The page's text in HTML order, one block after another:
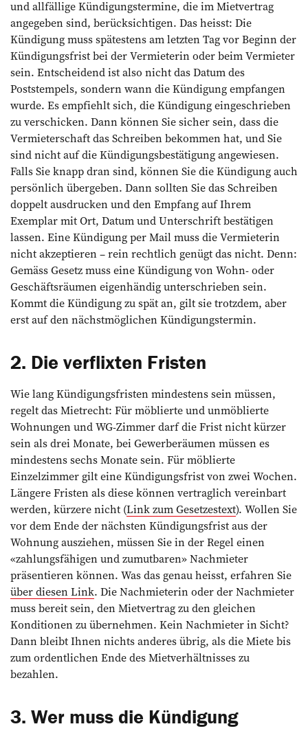
und allfällige Kündigungstermine, die im Mietvertrag
angegeben sind, berücksichtigen. Das heisst: Die
Kündigung muss spätestens am letzten Tag vor Beginn der
Kündigungsfrist bei der Vermieterin oder beim Vermieter
sein. Entscheidend ist also nicht das Datum des
Poststempels, sondern wann die Kündigung empfangen
wurde. Es empfiehlt sich, die Kündigung eingeschrieben
zu verschicken. Dann können Sie sicher sein, dass die
Vermieterschaft das Schreiben bekommen hat, und Sie
sind nicht auf die Kündigungsbestätigung angewiesen.
Falls Sie knapp dran sind, können Sie die Kündigung auch
persönlich übergeben. Dann sollten Sie das Schreiben
doppelt ausdrucken und den Empfang auf Ihrem
Exemplar mit Ort, Datum und Unterschrift bestätigen
lassen. Eine Kündigung per Mail muss die Vermieterin
nicht akzeptieren – rein rechtlich genügt das nicht. Denn:
Gemäss Gesetz muss eine Kündigung von Wohn- oder
Geschäftsräumen eigenhändig unterschrieben sein.
Kommt die Kündigung zu spät an, gilt sie trotzdem, aber
erst auf den nächstmöglichen Kündigungstermin.
2. Die verflixten Fristen
Wie lang Kündigungsfristen mindestens sein müssen,
regelt das Mietrecht: Für möblierte und unmöblierte
Wohnungen und WG-Zimmer darf die Frist nicht kürzer
sein als drei Monate, bei Gewerberäumen müssen es
mindestens sechs Monate sein. Für möblierte
Einzelzimmer gilt eine Kündigungsfrist von zwei Wochen.
Längere Fristen als diese können vertraglich vereinbart
werden, kürzere nicht (Link zum Gesetzestext). Wollen Sie
vor dem Ende der nächsten Kündigungsfrist aus der
Wohnung ausziehen, müssen Sie in der Regel einen
«zahlungsfähigen und zumutbaren» Nachmieter
präsentieren können. Was das genau heisst, erfahren Sie
über diesen Link. Die Nachmieterin oder der Nachmieter
muss bereit sein, den Mietvertrag zu den gleichen
Konditionen zu übernehmen. Kein Nachmieter in Sicht?
Dann bleibt Ihnen nichts anderes übrig, als die Miete bis
zum ordentlichen Ende des Mietverhältnisses zu
bezahlen.
3. Wer muss die Kündigung